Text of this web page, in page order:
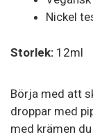
Nickel
Storlek: 12ml
Börja med att
droppar med
med krämen